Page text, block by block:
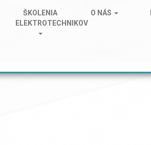
ŠKOLENIA
ELEKTROTECHNIKOV
O NÁS